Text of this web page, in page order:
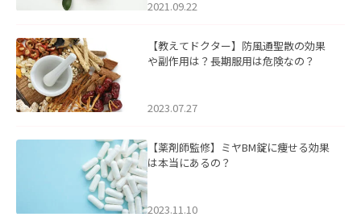
2021.09.22
【教えてドクター】防風通聖散の効果
や副作用は？長期服用は危険なの？
2023.07.27
【薬剤師監修】ミヤBM錠に痩せる効果
は本当にあるの？
2023.11.10